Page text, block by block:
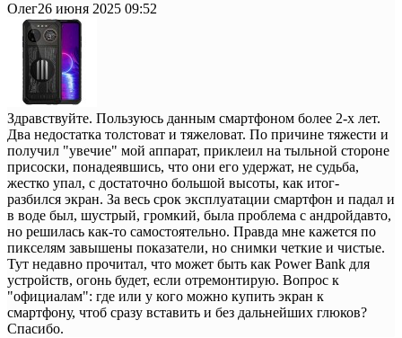
Олег26 июня 2025 09:52
Здравствуйте. Пользуюсь данным смартфоном более 2-х лет.
Два недостатка толстоват и тяжеловат. По причине тяжести и
получил "увечие" мой аппарат, приклеил на тыльной стороне
присоски, понадеявшись, что они его удержат, не судьба,
жестко упал, с достаточно большой высоты, как итог-
разбился экран. За весь срок эксплуатации смартфон и падал и
в воде был, шустрый, громкий, была проблема с андройдавто,
но решилась как-то самостоятельно. Правда мне кажется по
пикселям завышены показатели, но снимки четкие и чистые.
Тут недавно прочитал, что может быть как Power Bank для
устройств, огонь будет, если отремонтирую. Вопрос к
"официалам": где или у кого можно купить экран к
смартфону, чтоб сразу вставить и без дальнейших глюков?
Спасибо.